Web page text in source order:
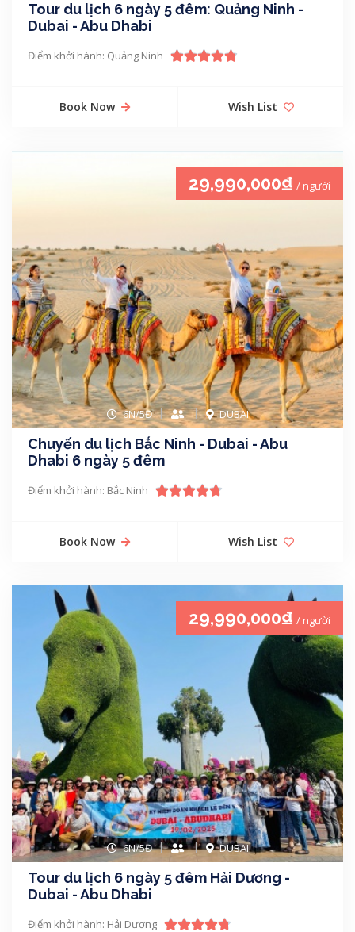
Tour du lịch 6 ngày 5 đêm: Quảng Ninh -
Dubai - Abu Dhabi
Điểm khởi hành: Quảng Ninh
Book Now Wish List
29,990,000₫ / người
6N/5Đ DUBAI
Chuyến du lịch Bắc Ninh - Dubai - Abu
Dhabi 6 ngày 5 đêm
Điểm khởi hành: Bắc Ninh
Book Now Wish List
29,990,000₫ / người
6N/5Đ DUBAI
Tour du lịch 6 ngày 5 đêm Hải Dương -
Dubai - Abu Dhabi
Điểm khởi hành: Hải Dương